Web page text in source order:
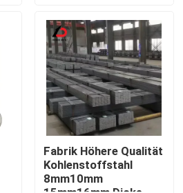
Fabrik Höhere Qualität
Kohlenstoffstahl
8mm10mm